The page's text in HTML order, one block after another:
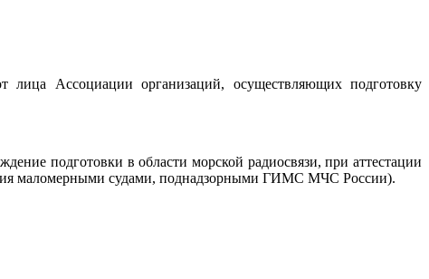
лица Ассоциации организаций, осуществляющих подготовку
подготовки в области морской радиосвязи, при аттестации
маломерными судами, поднадзорными ГИМС МЧС России).